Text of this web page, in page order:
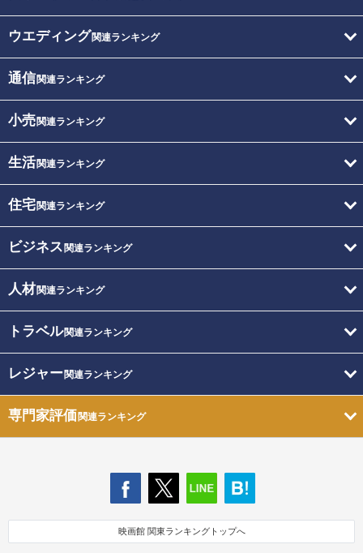
ウエディング関連ランキング
通信関連ランキング
小売関連ランキング
生活関連ランキング
住宅関連ランキング
ビジネス 関連ランキング
人材関連ランキング
トラベル関連ランキング
レジャー関連ランキング
専門家評価関連ランキング
映画館 関東ランキングトップへ